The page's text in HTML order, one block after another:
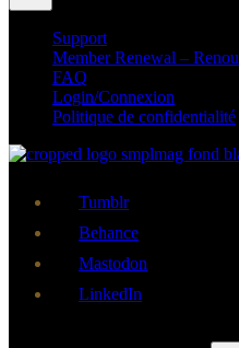
Support
Member Renewal –
FAQ
Login/Connexion
Politique de confidentialité
Tumblr
Behance
Mastodon
LinkedIn